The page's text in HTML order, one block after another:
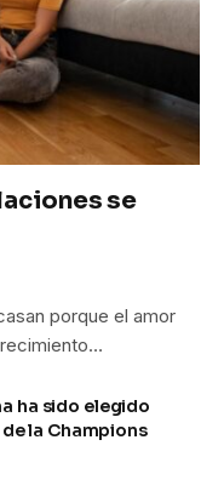
se
porque el amor
ha sido elegido
la Champions